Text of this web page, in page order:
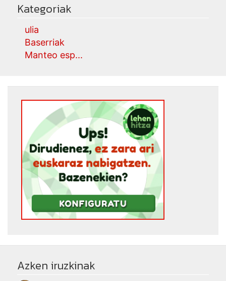
Kategoriak
ulia
Baserriak
Manteo esp...
Azken iruzkinak